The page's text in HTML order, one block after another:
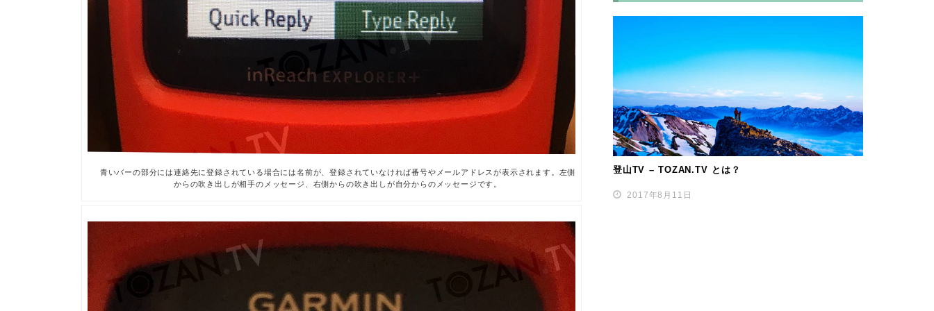
青いバーの部分には連絡先に登録されている場合には名前が、登録されていなければ番号やメールアドレスが表示されます。左側
からの吹き出しが相手のメッセージ、右側からの吹き出しが自分からのメッセージです。
登山TV – TOZAN.TV とは？
2017年8月11日